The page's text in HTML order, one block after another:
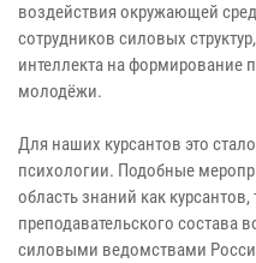
воздействия окружающей
сотрудников силовых
интеллекта на формирование
молодёжи.
Для наших курсантов это
психологии. Подобные
область знаний как
преподавательского состава
силовыми ведомствами